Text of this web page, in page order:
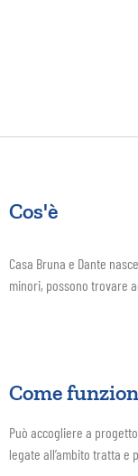
Cos'è
Casa Bruna e Dante
minori, possono trovare
Come
Può accogliere a
legate all’ambito tratta